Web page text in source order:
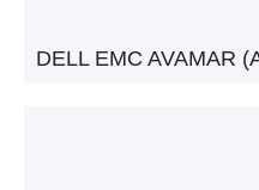
DELL EMC AVAMAR